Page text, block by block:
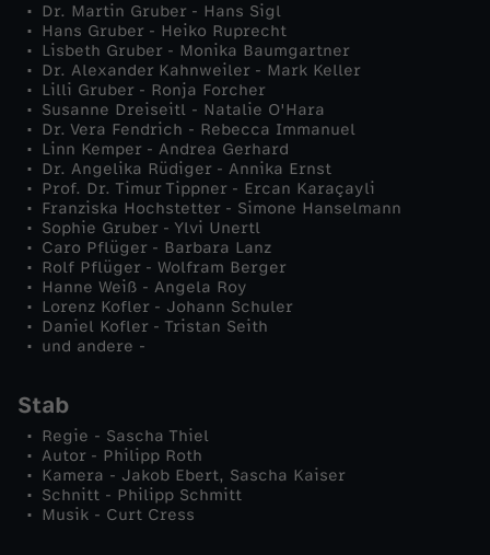
Dr. Martin Gruber - Hans Sigl
Hans Gruber - Heiko Ruprecht
Lisbeth Gruber - Monika Baumgartner
Dr. Alexander Kahnweiler - Mark Keller
Lilli Gruber - Ronja Forcher
Susanne Dreiseitl - Natalie O'Hara
Dr. Vera Fendrich - Rebecca Immanuel
Linn Kemper - Andrea Gerhard
Dr. Angelika Rüdiger - Annika Ernst
Prof. Dr. Timur Tippner - Ercan Karaçayli
Franziska Hochstetter - Simone Hanselmann
Sophie Gruber - Ylvi Unertl
Caro Pflüger - Barbara Lanz
Rolf Pflüger - Wolfram Berger
Hanne Weiß - Angela Roy
Lorenz Kofler - Johann Schuler
Daniel Kofler - Tristan Seith
und andere -
Stab
Regie - Sascha Thiel
Autor - Philipp Roth
Kamera - Jakob Ebert, Sascha Kaiser
Schnitt - Philipp Schmitt
Musik - Curt Cress